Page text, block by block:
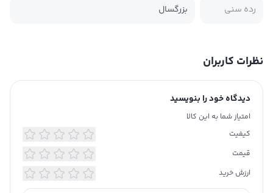
رده سنی بزرگسال
نظرات کاربران
دیدگاه خود را بنویسید
امتیاز شما به این کالا
کیفیت
قیمت
ارزش خرید